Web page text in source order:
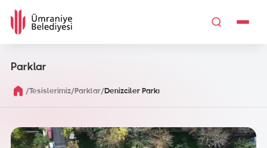
Parklar
/Tesislerimiz/Parklar/Denizciler Parkı